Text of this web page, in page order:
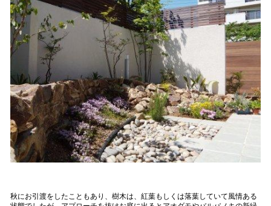
秋にお引渡をしたこともあり、樹木は、紅葉もしくは落葉していて風情ある